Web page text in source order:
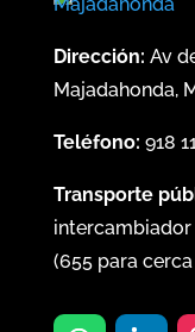
Dirección: Av
Majadahonda,
Teléfono: 918
Transporte
(655para cerca